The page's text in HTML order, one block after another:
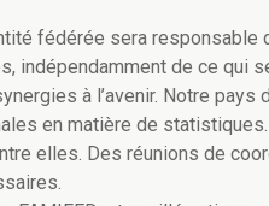
fédérée sera
indépendamment de ce qui
à l’avenir. Notre
en matière de
elles. Des réunions de